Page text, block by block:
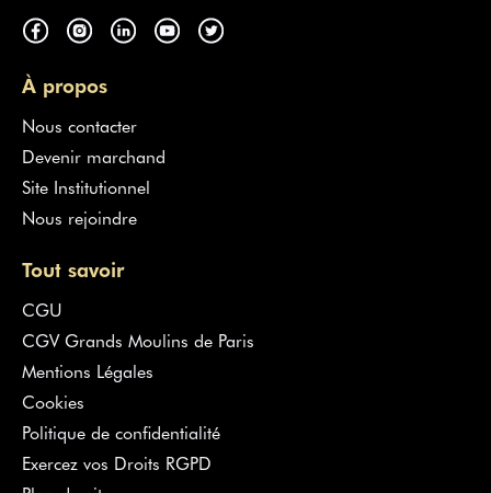
À propos
Nous contacter
Devenir marchand
Site Institutionnel
Nous rejoindre
Tout savoir
CGU
CGV Grands Moulins de Paris
Mentions Légales
Cookies
Politique de confidentialité
Exercez vos Droits RGPD